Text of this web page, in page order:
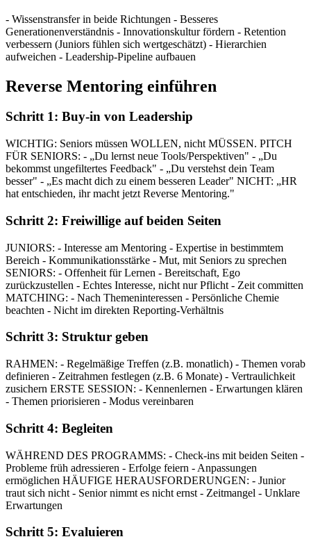
- Wissenstransfer in beide Richtungen - Besseres
Generationenverständnis - Innovationskultur fördern - Retention
verbessern (Juniors fühlen sich wertgeschätzt) - Hierarchien
aufweichen - Leadership-Pipeline aufbauen
Reverse Mentoring einführen
Schritt 1: Buy-in von Leadership
WICHTIG: Seniors müssen WOLLEN, nicht MÜSSEN. PITCH
FÜR SENIORS: - „Du lernst neue Tools/Perspektiven" - „Du
bekommst ungefiltertes Feedback" - „Du verstehst dein Team
besser" - „Es macht dich zu einem besseren Leader" NICHT: „HR
hat entschieden, ihr macht jetzt Reverse Mentoring."
Schritt 2: Freiwillige auf beiden Seiten
JUNIORS: - Interesse am Mentoring - Expertise in bestimmtem
Bereich - Kommunikationsstärke - Mut, mit Seniors zu sprechen
SENIORS: - Offenheit für Lernen - Bereitschaft, Ego
zurückzustellen - Echtes Interesse, nicht nur Pflicht - Zeit committen
MATCHING: - Nach Themeninteressen - Persönliche Chemie
beachten - Nicht im direkten Reporting-Verhältnis
Schritt 3: Struktur geben
RAHMEN: - Regelmäßige Treffen (z.B. monatlich) - Themen vorab
definieren - Zeitrahmen festlegen (z.B. 6 Monate) - Vertraulichkeit
zusichern ERSTE SESSION: - Kennenlernen - Erwartungen klären
- Themen priorisieren - Modus vereinbaren
Schritt 4: Begleiten
WÄHREND DES PROGRAMMS: - Check-ins mit beiden Seiten -
Probleme früh adressieren - Erfolge feiern - Anpassungen
ermöglichen HÄUFIGE HERAUSFORDERUNGEN: - Junior
traut sich nicht - Senior nimmt es nicht ernst - Zeitmangel - Unklare
Erwartungen
Schritt 5: Evaluieren